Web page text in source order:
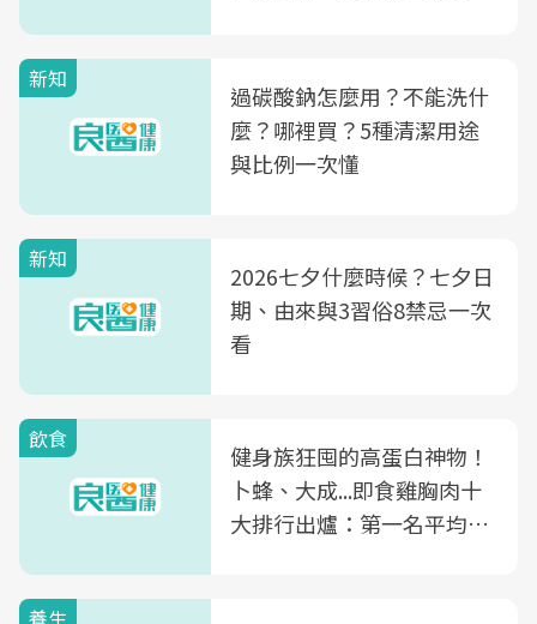
新知
過碳酸鈉怎麼用？不能洗什
麼？哪裡買？5種清潔用途
與比例一次懂
新知
2026七夕什麼時候？七夕日
期、由來與3習俗8禁忌一次
看
飲食
健身族狂囤的高蛋白神物！
卜蜂、大成...即食雞胸肉十
大排行出爐：第一名平均一
養生